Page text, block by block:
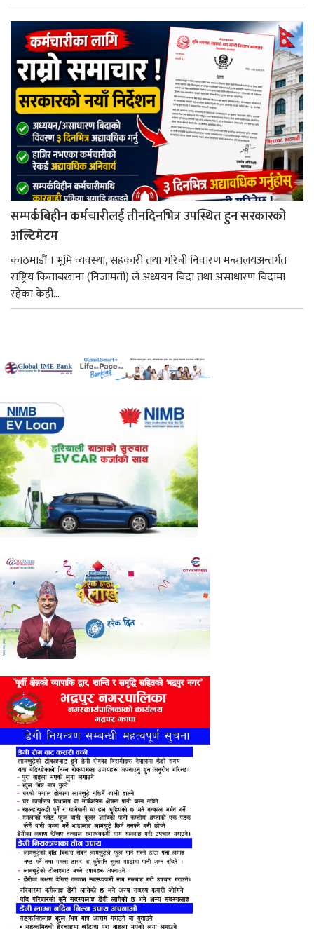
सम्पर्कबिहीन कर्मचारीलई तीनदिनभित्र उपस्थित हुन सरकारको
अल्टिमेटम
काठमाडाैं । भूमि व्यवस्था, सहकारी तथा गरिबी निवारण मन्त्रालयअन्तर्गत
राष्ट्रिय किताबखाना (निजामती) ले अध्ययन बिदा तथा असाधारण बिदामा
रहेका केही...